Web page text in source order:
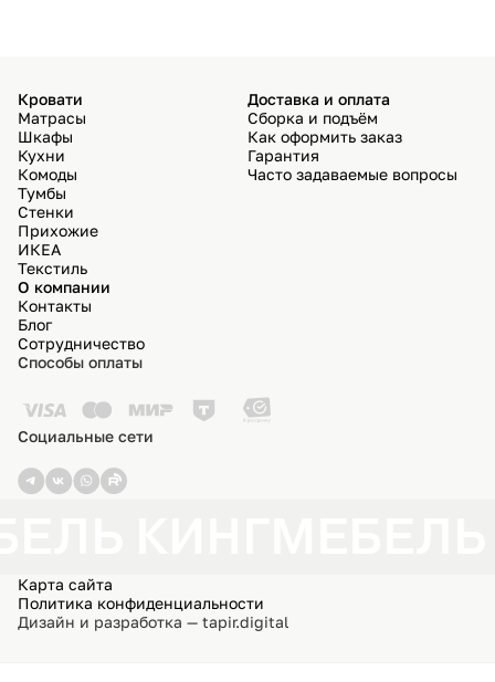
Кровати
Матрасы
Шкафы
Кухни
Комоды
Тумбы
Стенки
Прихожие
ИКЕА
Текстиль
Доставка и оплата
Сборка и подъём
Как оформить заказ
Гарантия
Часто задаваемые вопросы
О компании
Контакты
Блог
Сотрудничество
Способы оплаты
Социальные сети
Карта сайта
Политика конфиденциальности
Дизайн и разработка — tapir.digital